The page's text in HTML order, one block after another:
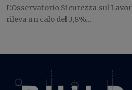
L'Osservatorio Sicurezza sul
rileva un calo del 3,8%...